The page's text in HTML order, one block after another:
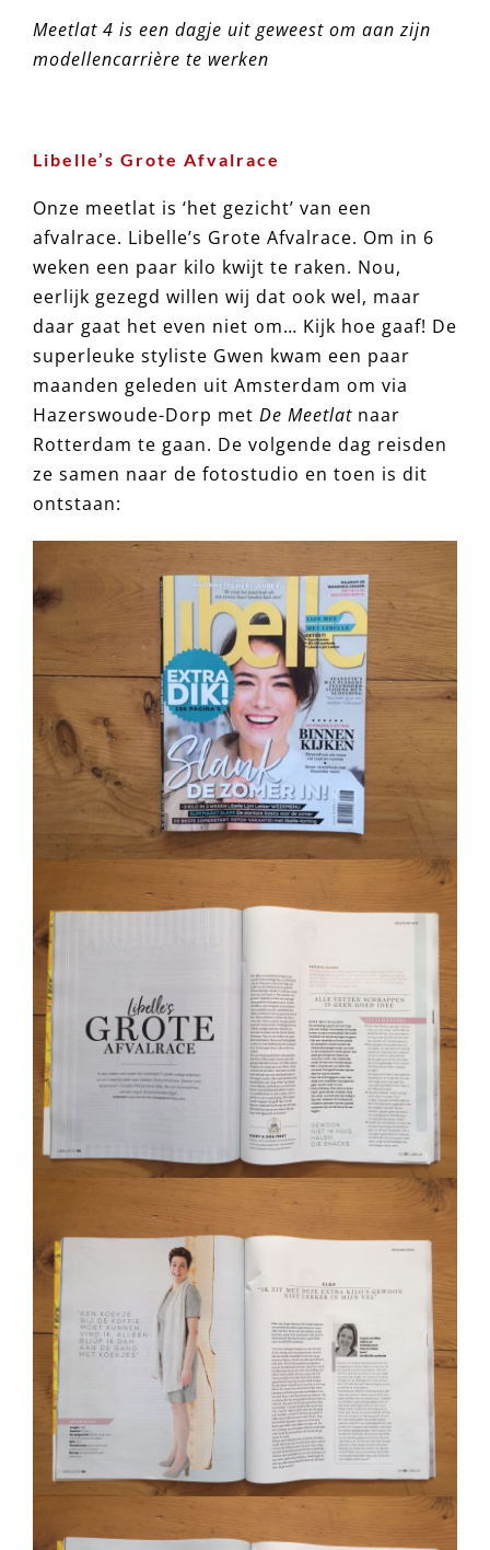
Meetlat 4 is een dagje uit geweest om aan zijn
modellencarrière te werken
Libelle’s Grote Afvalrace
Onze meetlat is ‘het gezicht’ van een
afvalrace. Libelle’s Grote Afvalrace. Om in 6
weken een paar kilo kwijt te raken. Nou,
eerlijk gezegd willen wij dat ook wel, maar
daar gaat het even niet om… Kijk hoe gaaf! De
superleuke styliste Gwen kwam een paar
maanden geleden uit Amsterdam om via
Hazerswoude-Dorp met De Meetlat naar
Rotterdam te gaan. De volgende dag reisden
ze samen naar de fotostudio en toen is dit
ontstaan: